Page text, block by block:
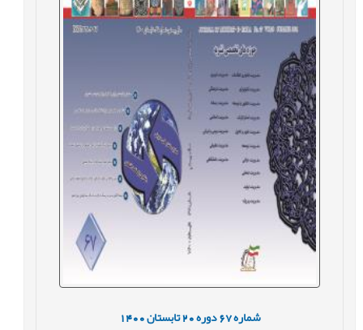
شماره67 دوره20 تابستان1400